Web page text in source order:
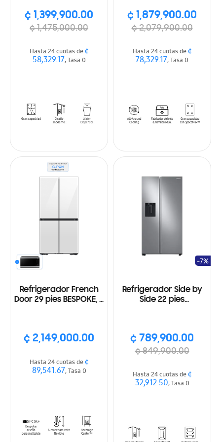
inoxidable
¢ 1,399,900.00
¢ 1,475,000.00
Hasta 24 cuotas de¢
58,329.17, Tasa 0
Maquina de Hielo,
SpaceMax, Color
¢ 1,879,900.00
¢ 2,079,900.00
Hasta 24 cuotas de¢
78,329.17, Tasa 0
Refrigerador French
Door 29 pies BESPOKE, 4
¢ 2,149,000.00
Hasta 24 cuotas de¢
89,541.67, Tasa 0
Refrigerador Side by
Side 22 pies
¢ 789,900.00
¢ 849,900.00
-7%
Hasta 24 cuotas de¢
32,912.50, Tasa 0